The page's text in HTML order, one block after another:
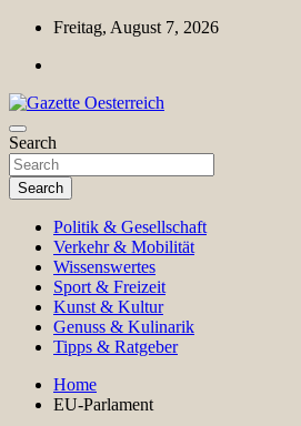
Skip
content
Freitag, August 7, 2026
Gazette Oesterreich
Magazin für Freizeit, Politik, Kultur &
Search
Search
Politik & Gesellschaft
Verkehr & Mobilität
Wissenswertes
Sport & Freizeit
Kunst & Kultur
Genuss & Kulinarik
Tipps & Ratgeber
Home
EU-Parlament